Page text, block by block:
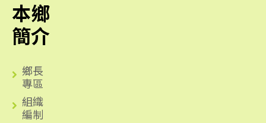
本鄉
簡介
鄉長
專區
組織
編制